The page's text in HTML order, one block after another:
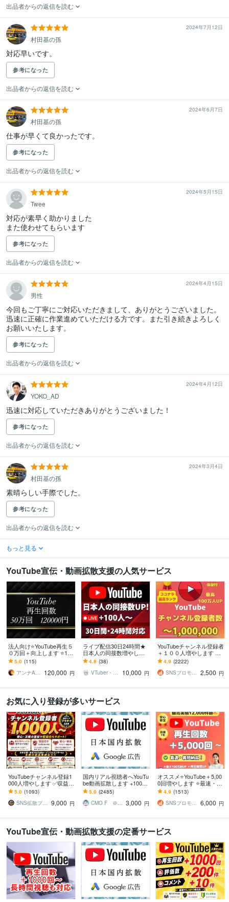
出品者からの返信を読む
2024年7月12日
村田基の孫
対応早いです。
参考になった
出品者からの返信を読む
2024年6月7日
村田基の孫
仕事が早くて良かったです。
参考になった
出品者からの返信を読む
2024年5月15日
Twee
対応が素早く助かりました
また使わせてもらいます
参考になった
出品者からの返信を読む
2024年4月15日
男性
今回もご丁寧にご対応いただきまして、ありがとうございました。
迅速に正確に作業進めていただける方です。また引き続きよろしく
お願いいたします。
参考になった
出品者からの返信を読む
2024年4月12日
YOKO_AD
迅速に対応していただきありがとうございました！
参考になった
出品者からの返信を読む
2024年3月4日
村田基の孫
素晴らしい手際でした。
参考になった
出品者からの返信を読む
もっと見る
YouTube宣伝・動画拡散支援の人気サービス
法人向け⭐️YouTube再生５
０万回＋向上します ⭐️1再
生０.２円⭐️保証３６５
日！⭐️芸能事務所・法人向
け
5.0 (115)
アンナAnna
120,000 円
ライブ配信30日24時間★
日本人の同接数増やしま
す 100人増加★YouTube配
信回数無制限★縦型OK！
毎日可
4.8 (38)
VTuber・YouTuber活動支援
10,000 円
YouTubeチャンネル登録者
＋１００人増やします ＋
１００人以上登録者増え
るまで拡大❗️最大100万人
可能⭐️
4.9 (2222)
SNSプロモーション部 2,500 円
お気に入り登録が多いサービス
YouTubeチャンネル登録1
000人増やします ✅収益化
可能/保証付き/チャンネル
登録者/ユーチューブ⭕️
5.0 (1093)
SNS拡散プロ【実績1万件越＆即日対応】 9,000 円
国内リアル視聴者へYouTu
be動画拡散します +1000
再生★日本国内にPRして
リアルな視聴者を獲得
5.0 (2485)
CMO F ＠ココナラNo1セラー 3,000 円
オススメ⭐️YouTube＋5,00
0回増やします ⭐️最速・最
短⭐️再生回数＋5,000回増
えるまで拡大します
4.9 (1513)
SNSプロモーション部 6,000 円
YouTube宣伝・動画拡散支援の定番サービス